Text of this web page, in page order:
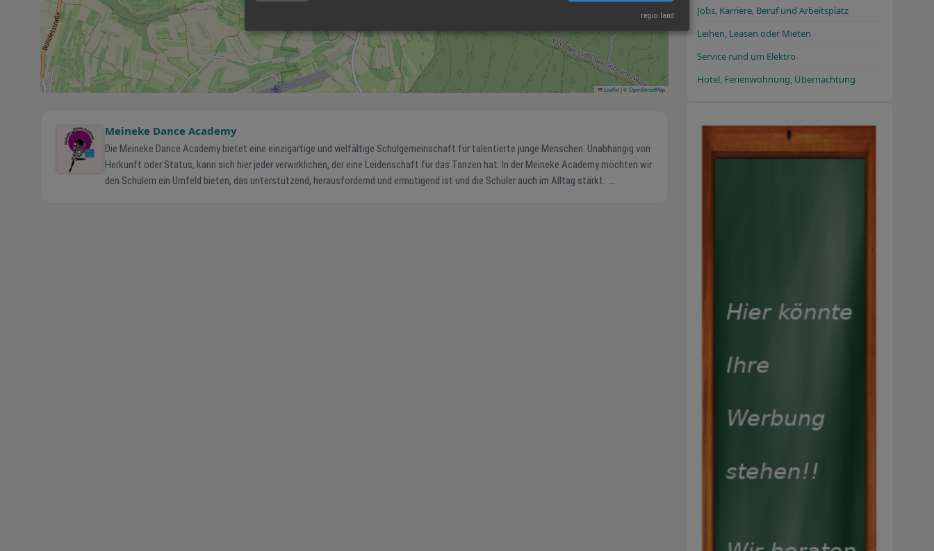
Leaflet|©OpenStreetMap
Meineke Dance Academy
Die Meineke Dance Academy bietet eine einzigartige und vielfältige Schulgemeinschaft für talentierte junge Menschen. Unabhängig von
Herkunft oder Status, kann sich hier jeder verwirklichen, der eine Leidenschaft für das Tanzen hat. In der Meineke Academy möchten wir
den Schülern ein Umfeld bieten, das unterstützend, herausfordernd und ermutigend ist und die Schüler auch im Alltag stärkt.
Jobs, Karriere, Beruf und Arbeitsplatz
Leihen, Leasen oder Mieten
Service rund um Elektro
Hotel, Ferienwohnung, Übernachtung
regio.land